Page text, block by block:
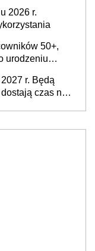
2026 r.
50+,
urodzeniu
rzecz
r. Będą
czas na